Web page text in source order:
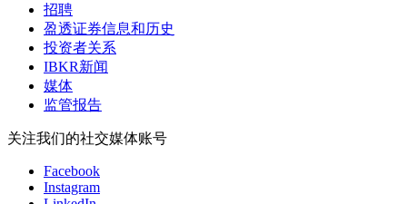
招聘
盈透证券信息和历史
投资者关系
IBKR新闻
媒体
监管报告
关注我们的社交媒体账号
Facebook
Instagram